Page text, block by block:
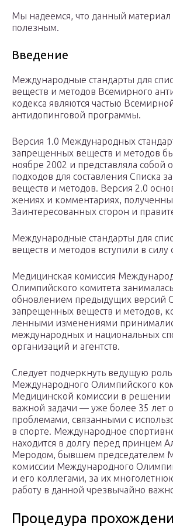
Мы надеемся, что данный материал
полезным.
Введение
Международные стандарты для
веществ и методов Всемирного
кодекса являются частью
антидопинговой программы.
Версия 1.0 Международных
запрещен­ных веществ и методов
ноябре 2002 и представ­ляла собой
подходов для составления Списка
веществ и методов. Версия 2.0
жениях и комментариях,
Заинтересованных сто­рон и
Международные стандарты для
веществ и методов вступили в силу
Медицинская комиссия
Олимпийского ко­митета
обновлением предыдущих вер­сий
запрещенных веществ и методов,
ленными изменениями
междуна­родных и национальных
организаций и агентств.
Следует подчеркнуть ведущую роль
Международного Олим­пийского
Медицинской комиссии в решении
важной задачи — уже более 35 лет
про­блемами, связанными с
в спорте. Между­народное
находится в долгу перед прин­цем
Меродом, бывшем председателем
комиссии Международного
и его коллегами, за их
работу в данной чрезвычайно
Процедура